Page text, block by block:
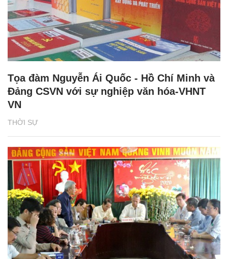
THỜI SỰ
Tọa đàm Nguyễn Ái Quốc - Hồ Chí Minh và
Đảng CSVN với sự nghiệp văn hóa-VHNT
VN